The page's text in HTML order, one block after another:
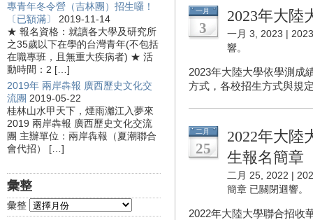
專青年冬令營（吉林團）招生囉！
〔已額滿〕
2019-11-14
★ 報名資格：就讀各大學及研究所
之35歲以下在學的台灣青年(不包括
在職專班，且無重大疾病者) ★ 活
動時間：2 […]
2019年 兩岸犇報 廣西歷史文化交
流團 2019-05-22
桂林山水甲天下，煙雨灕江入夢來
2019 兩岸犇報 廣西歷史文化交流
團 主辦單位：兩岸犇報（夏潮聯合
會代招） […]
彙整
彙整
一月
3
2023年大陸
一月 3, 2023 |
響。
2023年大陸大學依學測成
方式，各校招生方式與規
二月
25
2022年大陸
生報名簡章
二月 25, 2022 |
簡章 已關閉迴響。
2022年大陸大學聯合招收